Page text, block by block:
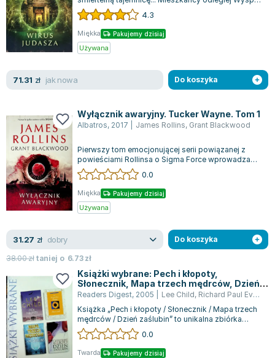
Bożego Narodzenia są chorzy - zosta...
4.3
Miękka Pakujemy dzisiaj
Używana
71.31 zł jak nowa Do koszyka
Wyłącznik awaryjny. Tucker Wayne. Tom 1
Albatros, 2017 James Rollins, Grant Blackwood
Pierwszy tom emocjonującej serii powiązanej z
powieściami Rollinsa o Sigma Force wprowadza
czytelników w świat pełen przygód i taj...
0.0
Miękka Pakujemy dzisiaj
Używana
31.27 zł dobry
38.00złtaniej o 6.73zł
Do koszyka
Książki wybrane: Pech i kłopoty,
Słonecznik, Mapa trzech mędrców, Dzień
zaślubin
Readers Digest, 2005 Lee Child, Richard Paul Evans
Książka „Pech i kłopoty / Słonecznik / Mapa trzech
mędrców / Dzień zaślubin” to unikalna zbiórka
czterech intrygujących opowiadań...
0.0
Twarda Pakujemy dzisiaj